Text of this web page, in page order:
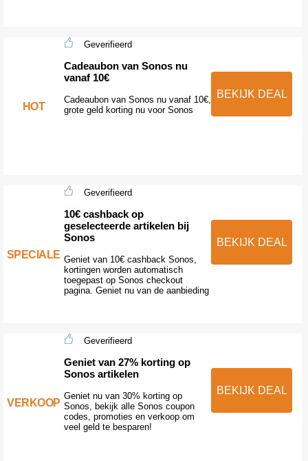
HOT
Geverifieerd
Cadeaubon van Sonos nu
vanaf 10€
Cadeaubon van Sonos nu vanaf 10€,
grote geld korting nu voor Sonos
BEKIJK DEAL
SPECIALE
Geverifieerd
10€ cashback op
geselecteerde artikelen bij
Sonos
Geniet van 10€ cashback Sonos,
kortingen worden automatisch
toegepast op Sonos checkout
pagina. Geniet nu van de aanbieding
BEKIJK DEAL
VERKOOP
Geverifieerd
Geniet van 27% korting op
Sonos artikelen
Geniet nu van 30% korting op
Sonos, bekijk alle Sonos coupon
codes, promoties en verkoop om
veel geld te besparen!
BEKIJK DEAL